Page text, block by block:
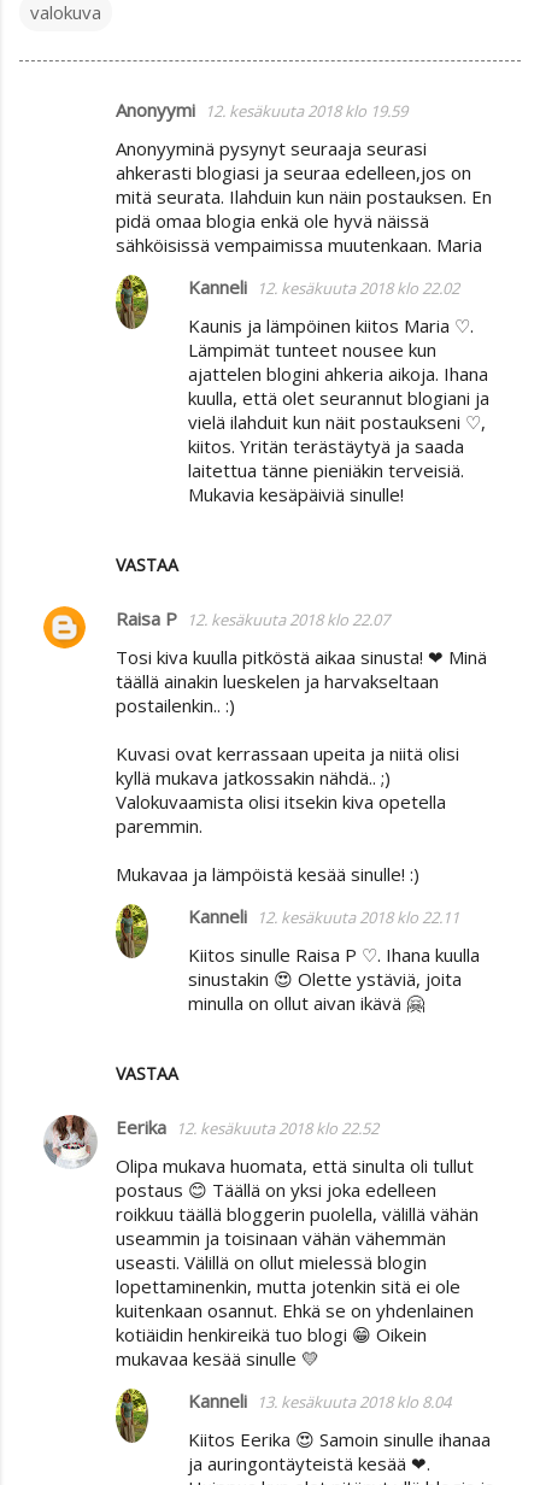
valokuva
Anonyymi 12. kesäkuuta 2018 klo 19.59
Anonyyminä pysynyt seuraaja seurasi
ahkerasti blogiasi ja seuraa edelleen,jos on
mitä seurata. Ilahduin kun näin postauksen. En
pidä omaa blogia enkä ole hyvä näissä
sähköisissä vempaimissa muutenkaan. Maria
VASTAA
Kanneli 12. kesäkuuta 2018 klo 22.02
Kaunis ja lämpöinen kiitos Maria ♡.
Lämpimät tunteet nousee kun
ajattelen blogini ahkeria aikoja. Ihana
kuulla, että olet seurannut blogiani ja
vielä ilahduit kun näit postaukseni ♡,
kiitos. Yritän terästäytyä ja saada
laitettua tänne pieniäkin terveisiä.
Mukavia kesäpäiviä sinulle!
Raisa P 12. kesäkuuta 2018 klo 22.07
Tosi kiva kuulla pitköstä aikaa sinusta! ❤ Minä
täällä ainakin lueskelen ja harvakseltaan
postailenkin.. :)
Kuvasi ovat kerrassaan upeita ja niitä olisi
kyllä mukava jatkossakin nähdä.. ;)
Valokuvaamista olisi itsekin kiva opetella
paremmin.
Mukavaa ja lämpöistä kesää sinulle! :)
VASTAA
Kanneli 12. kesäkuuta 2018 klo 22.11
Kiitos sinulle Raisa P ♡. Ihana kuulla
sinustakin 😍 Olette ystäviä, joita
minulla on ollut aivan ikävä 🤗
Eerika 12. kesäkuuta 2018 klo 22.52
Olipa mukava huomata, että sinulta oli tullut
postaus 😊 Täällä on yksi joka edelleen
roikkuu täällä bloggerin puolella, välillä vähän
useammin ja toisinaan vähän vähemmän
useasti. Välillä on ollut mielessä blogin
lopettaminenkin, mutta jotenkin sitä ei ole
kuitenkaan osannut. Ehkä se on yhdenlainen
kotiäidin henkireikä tuo blogi 😁 Oikein
mukavaa kesää sinulle 💛
Kanneli 13. kesäkuuta 2018 klo 8.04
Kiitos Eerika 😍 Samoin sinulle ihanaa
ja auringontäyteistä kesää ❤.